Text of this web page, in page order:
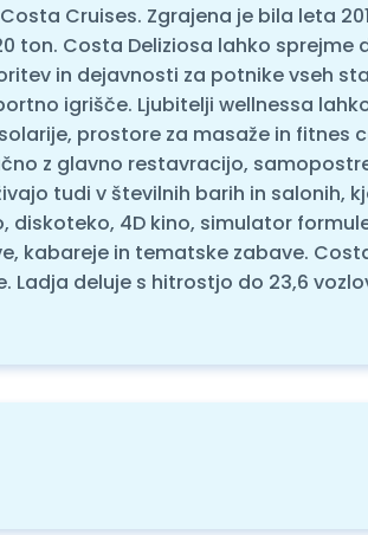
Cruises. Zgrajena je bila leta
Costa Deliziosa lahko sprejme
in dejavnosti za potnike vseh
igrišče. Ljubitelji wellnessa
prostore za masaže in
z glavno restavracijo,
tudi v številnih barih in salonih,
4D kino, simulator
kabareje in tematske zabave.
deluje s hitrostjo do 23,6